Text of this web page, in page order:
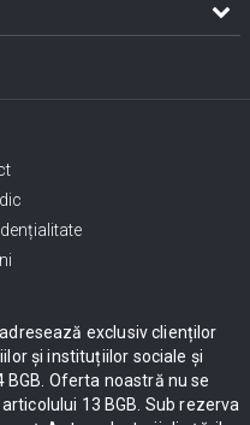
exclusiv clienților
și instituțiilor sociale și
Oferta noastră nu se
13 BGB. Sub rezerva